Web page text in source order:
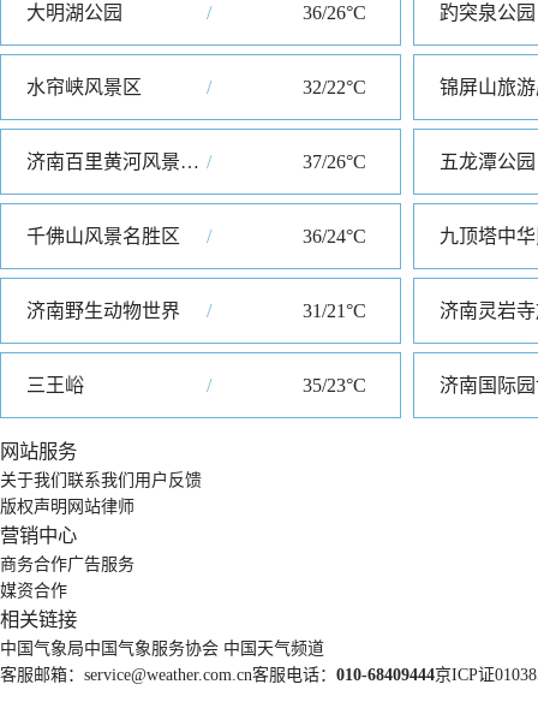
大明湖公园 / 36/26°C 趵突泉公园
水帘峡风景区 / 32/22°C 锦屏山旅
济南百里黄河风景区东区 / 37/26°C 五龙潭公园
千佛山风景名胜区 / 36/24°C
济南野生动物世界 / 31/21°C 济南灵岩
三王峪 / 35/23°C 济南国际
网站服务
关于我们 联系我们 用户反馈
版权声明 网站律师
营销中心
商务合作广告服务
媒资合作
相关链接
中国气象局中国气象服务协会 中国天气频道
客服邮箱： service@weather.com.cn客服电话： 010-68409444京ICP证